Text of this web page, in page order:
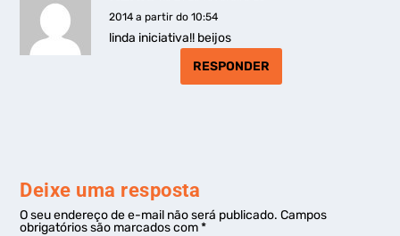
2014 a partir do 10:54
linda iniciativa!! beijos
RESPONDER
Deixe uma resposta
O seu endereço de e-mail não será publicado. Campos
obrigatórios são marcados com*